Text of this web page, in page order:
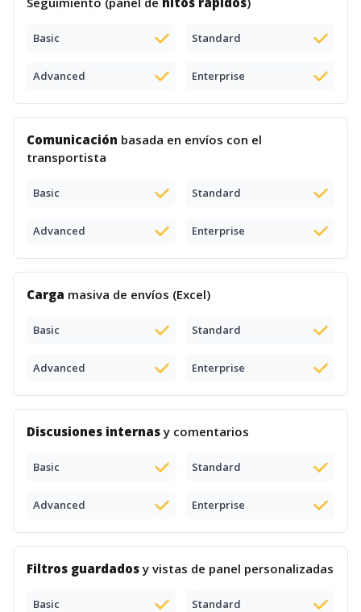
Basic Standard
Advanced Enterprise
Comunicación basada en envíos con el
transportista
Basic Standard
Advanced Enterprise
Carga masiva de envíos (Excel)
Basic Standard
Advanced Enterprise
Discusiones internasy comentarios
Basic Standard
Advanced Enterprise
Filtros guardadosy vistas de panel personalizadas
Basic Standard